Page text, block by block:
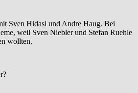
Sven Hidasi und Andre Haug. Bei
weil Sven Niebler und Stefan Ruehle
wollten.